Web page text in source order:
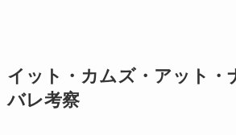
イット・カムズ・アット
バレ考察